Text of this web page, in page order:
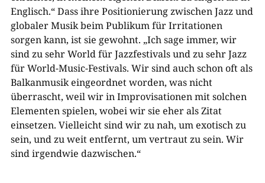
Englisch.“ Dass ihre Positionierung zwischen Jazz und
globaler Musik beim Publikum für Irritationen
sorgen kann, ist sie gewohnt. „Ich sage immer, wir
sind zu sehr World für Jazzfestivals und zu sehr Jazz
für World-Music-Festivals. Wir sind auch schon oft als
Balkanmusik eingeordnet worden, was nicht
überrascht, weil wir in Improvisationen mit solchen
Elementen spielen, wobei wir sie eher als Zitat
einsetzen. Vielleicht sind wir zu nah, um exotisch zu
sein, und zu weit entfernt, um vertraut zu sein. Wir
sind irgendwie dazwischen.“